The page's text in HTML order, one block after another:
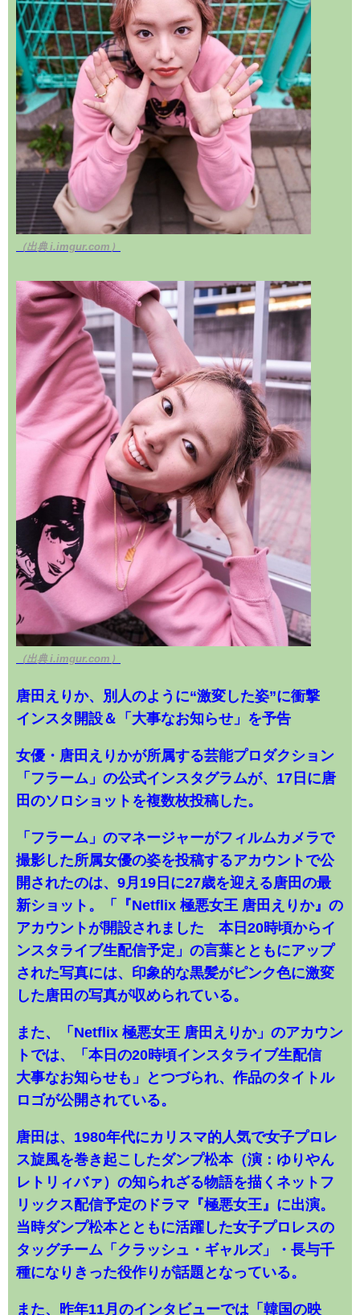
（出典 i.imgur.com）
（出典 i.imgur.com）
唐田えりか、別人のように“激変した姿”に衝撃
インスタ開設＆「大事なお知らせ」を予告
女優・唐田えりかが所属する芸能プロダクション
「フラーム」の公式インスタグラムが、17日に唐
田のソロショットを複数枚投稿した。
「フラーム」のマネージャーがフィルムカメラで
撮影した所属女優の姿を投稿するアカウントで公
開されたのは、9月19日に27歳を迎える唐田の最
新ショット。「『Netflix 極悪女王 唐田えりか』の
アカウントが開設されました 本日20時頃からイ
ンスタライブ生配信予定」の言葉とともにアップ
された写真には、印象的な黒髪がピンク色に激変
した唐田の写真が収められている。
また、「Netflix 極悪女王 唐田えりか」のアカウン
トでは、「本日の20時頃インスタライブ生配信
大事なお知らせも」とつづられ、作品のタイトル
ロゴが公開されている。
唐田は、1980年代にカリスマ的人気で女子プロレ
ス旋風を巻き起こしたダンプ松本（演：ゆりやん
レトリィバァ）の知られざる物語を描くネットフ
リックス配信予定のドラマ『極悪女王』に出演。
当時ダンプ松本とともに活躍した女子プロレスの
タッグチーム「クラッシュ・ギャルズ」・長与千
種になりきった役作りが話題となっている。
また、昨年11月のインタビューでは「韓国の映